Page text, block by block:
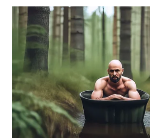
TAPANULI
SELATAN
WN
TANJUNG
KARO
WN
SIMALUNGUN